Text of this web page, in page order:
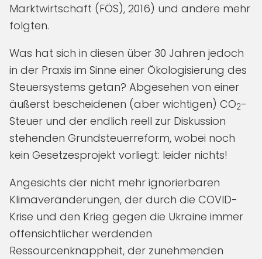
Marktwirtschaft (FÖS), 2016) und andere mehr
folgten.
Was hat sich in diesen über 30 Jahren jedoch
in der Praxis im Sinne einer Ökologisierung des
Steuersystems getan? Abgesehen von einer
äußerst bescheidenen (aber wichtigen) CO2-
Steuer und der endlich reell zur Diskussion
stehenden Grundsteuerreform, wobei noch
kein Gesetzesprojekt vorliegt: leider nichts!
Angesichts der nicht mehr ignorierbaren
Klimaveränderungen, der durch die COVID-
Krise und den Krieg gegen die Ukraine immer
offensichtlicher werdenden
Ressourcenknappheit, der zunehmenden